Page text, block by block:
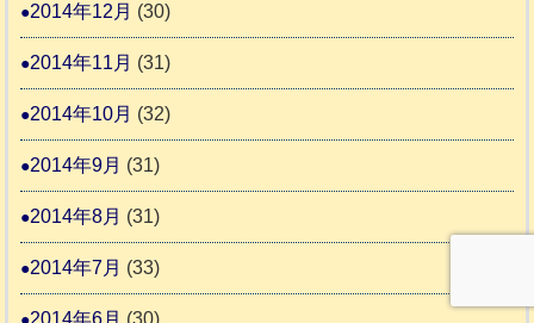
2014年12月 (30)
2014年11月 (31)
2014年10月 (32)
2014年9月 (31)
2014年8月 (31)
2014年7月 (33)
2014年6月 (30)